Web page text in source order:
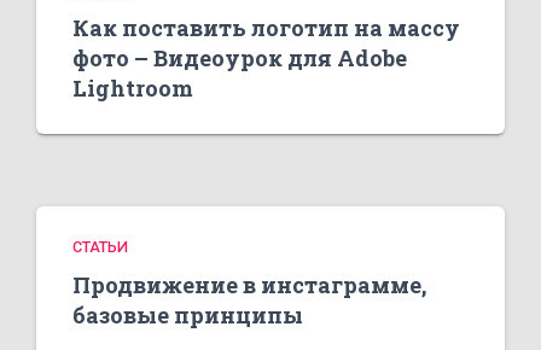
Как поставить логотип на массу
фото – Видеоурок для Adobe
Lightroom
СТАТЬИ
Продвижение в инстаграмме,
базовые принципы